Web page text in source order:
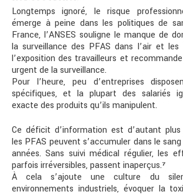
Longtemps ignoré, le risque
émerge à peine dans les politiques de
France, l’ANSES souligne le manque de
la surveillance des PFAS dans l’air et
l’exposition des travailleurs et
urgent de la surveillance.
Pour l’heure, peu d’entreprises
spécifiques, et la plupart des salariés
exacte des produits qu’ils manipulent.
Ce déficit d’information est d’autant
les PFAS peuvent s’accumuler dans le
années. Sans suivi médical régulier, les
parfois irréversibles, passent inaperçus.⁷
À cela s’ajoute une culture du
environnements industriels, évoquer la